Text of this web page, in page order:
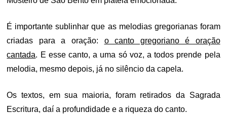
É importante sublinhar que as melodias gregorianas foram
criadas para a oração: o canto gregoriano é oração
cantada. E esse canto, a uma só voz, a todos prende pela
melodia, mesmo depois, já no silêncio da capela.
Os textos, em sua maioria, foram retirados da Sagrada
Escritura, daí a profundidade e a riqueza do canto.